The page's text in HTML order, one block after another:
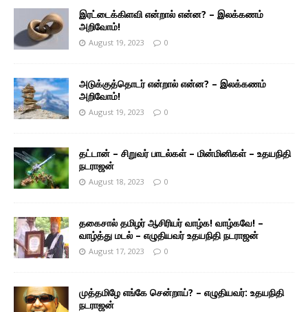
இரட்டைக்கிளவி என்றால் என்ன? – இலக்கணம்
அறிவோம்!
August 19, 2023 0
அடுக்குத்தொடர் என்றால் என்ன? – இலக்கணம்
அறிவோம்!
August 19, 2023 0
தட்டான் – சிறுவர் பாடல்கள் – மின்மினிகள் – உதயநிதி
நடராஜன்
August 18, 2023 0
தகைசால் தமிழர் ஆசிரியர் வாழ்க! வாழ்கவே! –
வாழ்த்து மடல் – எழுதியவர் உதயநிதி நடராஜன்
August 17, 2023 0
முத்தமிழே எங்கே சென்றாய்? – எழுதியவர்: உதயநிதி
நடராஜன்